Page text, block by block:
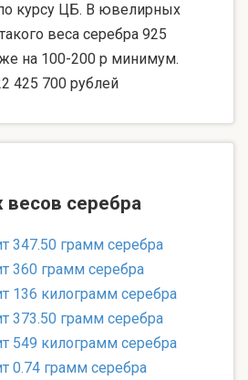
курсу ЦБ. В ювелирных
веса серебра 925
на 100-200 р минимум.
425 700 рублей
весов серебра
347.50 грамм серебра
360 грамм серебра
136 килограмм серебра
373.50 грамм серебра
549 килограмм серебра
0.74 грамм серебра